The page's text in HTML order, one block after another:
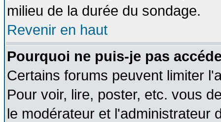
milieu de la durée du sondage.
Revenir en haut
Pourquoi ne puis-je pas
Certains forums peuvent limiter
Pour voir, lire, poster, etc. vous
le modérateur et l'administrateur